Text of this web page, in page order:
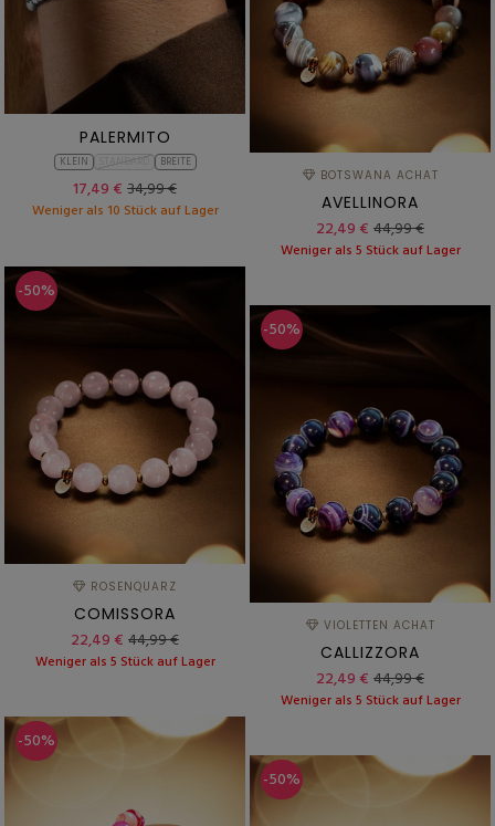
PALERMITO
KLEIN BREITE
17,49 € 34,99 €
Weniger als 10 Stück auf Lager
BOTSWANA ACHAT
AVELLINORA
22,49 € 44,99 €
Weniger als 5 Stück auf Lager
-50%
ROSENQUARZ
COMISSORA
22,49 € 44,99 €
Weniger als 5 Stück auf Lager
-50%
VIOLETTEN ACHAT
CALLIZZORA
22,49 € 44,99 €
Weniger als 5 Stück auf Lager
-50%
-50%